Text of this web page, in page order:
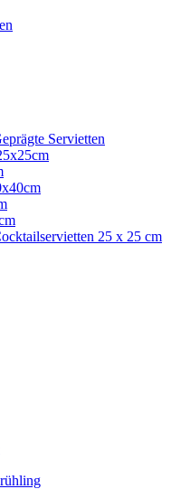
Servietten
25 x 25 cm